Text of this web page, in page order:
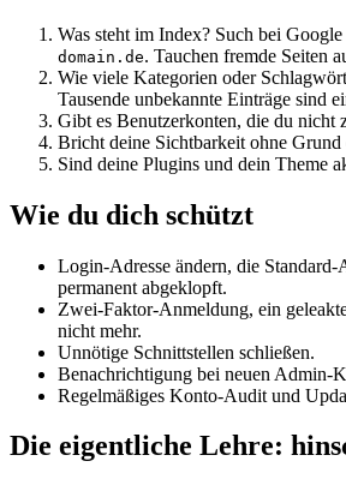
Was steht im Index? Such bei Google
domain.de. Tauchen fremde Seiten
Wie viele Kategorien oder
Tausende unbekannte Einträge sind
Gibt es Benutzerkonten, die du nicht
Bricht deine Sichtbarkeit ohne Grund
Sind deine Plugins und dein Theme
Wie du dich schützt
Login-Adresse ändern, die
permanent abgeklopft.
Zwei-Faktor-Anmeldung, ein
nicht mehr.
Unnötige Schnittstellen schließen.
Benachrichtigung bei neuen Admin-
Regelmäßiges Konto-Audit und
Die eigentliche Lehre: